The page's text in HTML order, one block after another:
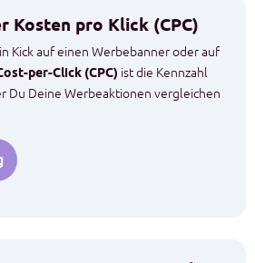
Kosten pro Klick (CPC)
Kick auf einen Werbebanner oder auf
per-Click (CPC) ist die Kennzahl
Du Deine Werbeaktionen vergleichen